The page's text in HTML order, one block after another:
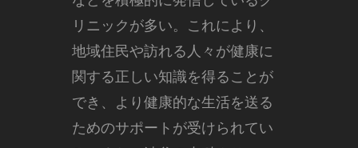
リニックが多い。これにより、
地域住民や訪れる人々が健康に
関する正しい知識を得ることが
でき、より健康的な生活を送る
ためのサポートが受けられてい